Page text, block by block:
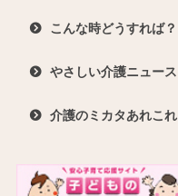
こんな時どうすれば？
やさしい介護ニュース
介護のミカタあれこれ